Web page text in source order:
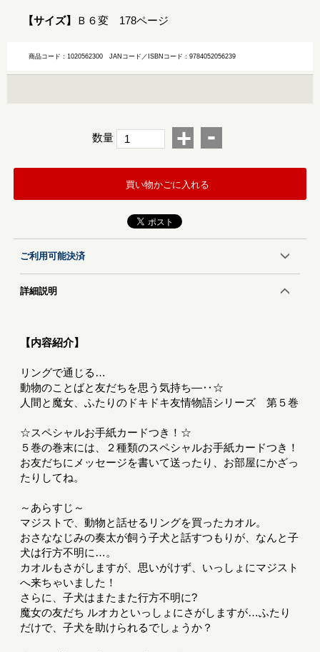
【サイズ】 Ｂ６変 178ページ
商品コード：1020562300JANコード／ISBNコード：9784052056239
数量 + -
買い物かごに入れる
ご利用可能決済
詳細説明
【内容紹介】
リングで通じる…
動物のことばと友だちを思う気持ち―‥☆
人間と魔女、ふたりのドキドキ友情物語シリーズ 第５巻
☆スペシャルお手紙カードつき！☆
５巻の巻末には、２種類のスペシャルお手紙カードつき！
お友だちにメッセージを書いて送ったり、お部屋にかざっ
たりしてね。
～あらすじ～
マジストで、動物と話せるリングを買ったカオル。
おさななじみの奏太が飼う子犬と話すつもりが、なんと子
犬は行方不明に…。
カオルもさがしますが、思いがけず、いっしょにマジスト
へ来ちゃいました！
さらに、子犬はまたまた行方不明に?
魔女の友だち ルオカといっしょにさがしますが…ふたり
だけで、子犬を助けられるでしょうか？